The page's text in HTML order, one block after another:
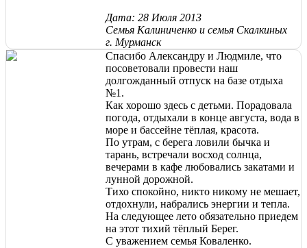
Дата: 28 Июля 2013
Семья Калиниченко и семья Скалкиных
г. Мурманск
Спасибо Александру и Людмиле, что
посоветовали провести наш
долгожданный отпуск на базе отдыха
№1.
Как хорошо здесь с детьми. Порадовала
погода, отдыхали в конце августа, вода в
море и бассейне тёплая, красота.
По утрам, с берега ловили бычка и
тарань, встречали восход солнца,
вечерами в кафе любовались закатами и
лунной дорожной.
Тихо спокойно, никто никому не мешает,
отдохнули, набрались энергии и тепла.
На следующее лето обязательно приедем
на этот тихий тёплый Берег.
С уважением семья Коваленко.